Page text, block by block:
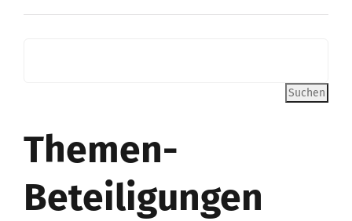
Themen-
Beteiligungen